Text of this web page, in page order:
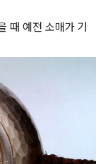
때 예전 소매가 기